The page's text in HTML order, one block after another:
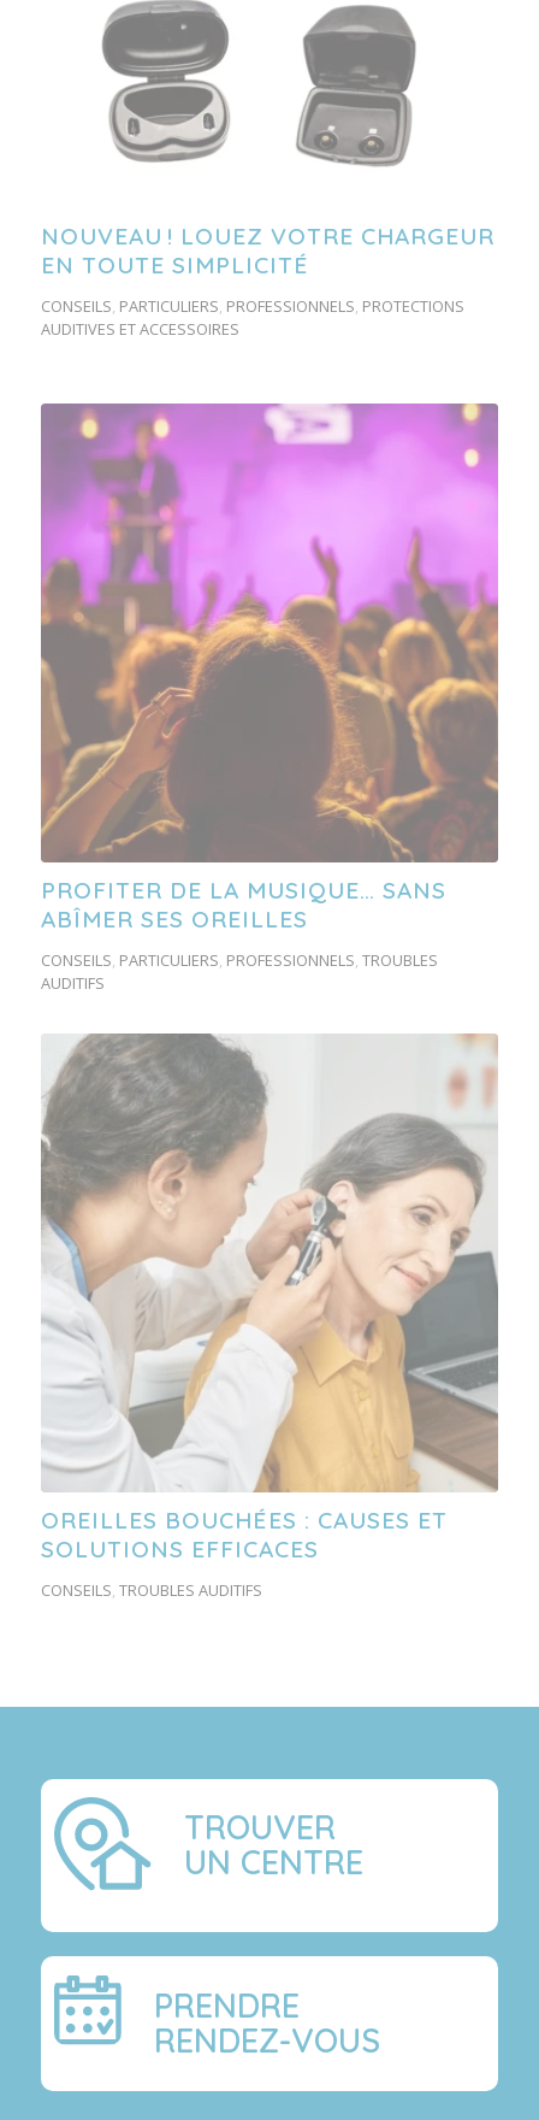
NOUVEAU ! LOUEZ VOTRE CHARGEUR
EN TOUTE SIMPLICITÉ
CONSEILS, PARTICULIERS, PROFESSIONNELS, PROTECTIONS
AUDITIVES ET ACCESSOIRES
PROFITER DE LA MUSIQUE… SANS
ABÎMER SES OREILLES
CONSEILS, PARTICULIERS, PROFESSIONNELS, TROUBLES
AUDITIFS
OREILLES BOUCHÉES : CAUSES ET
SOLUTIONS EFFICACES
CONSEILS, TROUBLES AUDITIFS
TROUVER
UN CENTRE
PRENDRE
RENDEZ-VOUS